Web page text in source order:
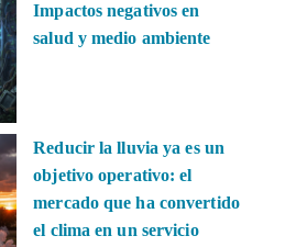
Impactos negativos en
salud y medio ambiente
Reducir la lluvia ya es un
objetivo operativo: el
mercado que ha convertido
el clima en un servicio